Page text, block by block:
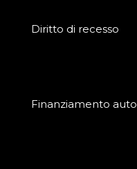
Diritto di recesso
Finanziamento auto